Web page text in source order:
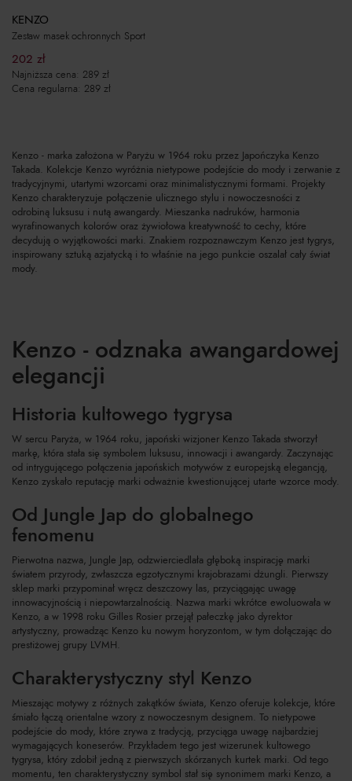
KENZO
Zestaw masek ochronnych Sport
202 zł
Najniższa cena: 289 zł
Cena regularna: 289 zł
Kenzo - marka założona w Paryżu w 1964 roku przez Japończyka Kenzo
Takada. Kolekcje Kenzo wyróżnia nietypowe podejście do mody i zerwanie z
tradycyjnymi, utartymi wzorcami oraz minimalistycznymi formami. Projekty
Kenzo charakteryzuje połączenie ulicznego stylu i nowoczesności z
odrobiną luksusu i nutą awangardy. Mieszanka nadruków, harmonia
wyrafinowanych kolorów oraz żywiołowa kreatywność to cechy, które
decydują o wyjątkowości marki. Znakiem rozpoznawczym Kenzo jest tygrys,
inspirowany sztuką azjatycką i to właśnie na jego punkcie oszalał cały świat
mody.
Kenzo - odznaka awangardowej
elegancji
Historia kultowego tygrysa
W sercu Paryża, w 1964 roku, japoński wizjoner Kenzo Takada stworzył
markę, która stała się symbolem luksusu, innowacji i awangardy. Zaczynając
od intrygującego połączenia japońskich motywów z europejską elegancją,
Kenzo zyskało reputację marki odważnie kwestionującej utarte wzorce mody.
Od Jungle Jap do globalnego
fenomenu
Pierwotna nazwa, Jungle Jap, odzwierciedlała głęboką inspirację marki
światem przyrody, zwłaszcza egzotycznymi krajobrazami dżungli. Pierwszy
sklep marki przypominał wręcz deszczowy las, przyciągając uwagę
innowacyjnością i niepowtarzalnością. Nazwa marki wkrótce ewoluowała w
Kenzo, a w 1998 roku Gilles Rosier przejął pałeczkę jako dyrektor
artystyczny, prowadząc Kenzo ku nowym horyzontom, w tym dołączając do
prestiżowej grupy LVMH.
Charakterystyczny styl Kenzo
Mieszając motywy z różnych zakątków świata, Kenzo oferuje kolekcje, które
śmiało łączą orientalne wzory z nowoczesnym designem. To nietypowe
podejście do mody, które zrywa z tradycją, przyciąga uwagę najbardziej
wymagających koneserów. Przykładem tego jest wizerunek kultowego
tygrysa, który zdobił jedną z pierwszych skórzanych kurtek marki. Od tego
momentu, ten charakterystyczny symbol stał się synonimem marki Kenzo, a